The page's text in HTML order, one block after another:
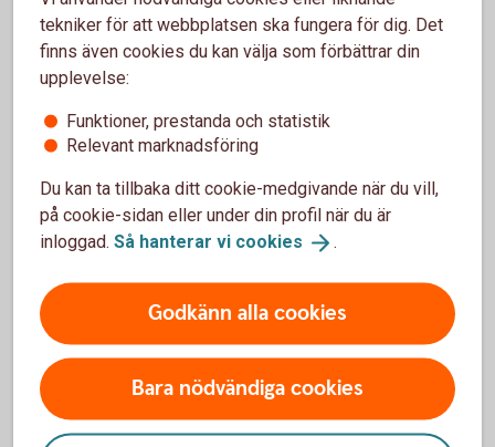
Ta betalt i butik och online
Spot transfer money
Ta betalt med Swish
tekniker för att webbplatsen ska fungera för dig. Det
finns även cookies du kan välja som förbättrar din
upplevelse:
Funktioner, prestanda och statistik
Relevant marknadsföring
Du kan ta tillbaka ditt cookie-medgivande när du vill,
på cookie-sidan eller under din profil när du är
inloggad. Så hanterar vi cookies .
Godkänn alla cookies
Bara nödvändiga cookies